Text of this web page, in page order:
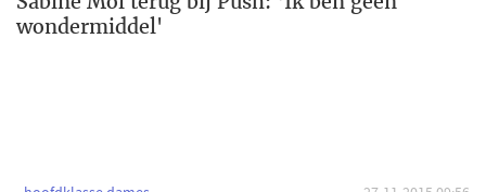
wondermiddel'